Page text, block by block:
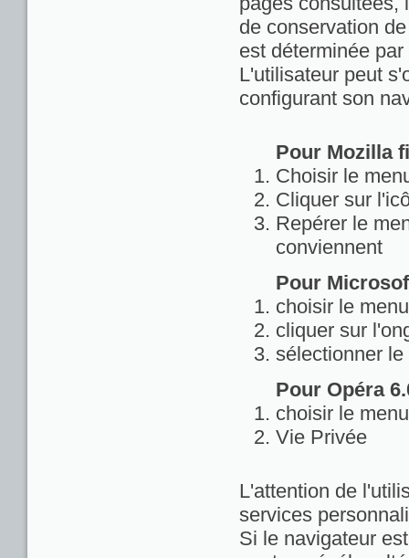
de conservation
est déterminée
L'utilisateur peut
configurant son
Pour Mozilla
Choisir le
Cliquer sur
Repérer le
conviennent
Pour
choisir le
cliquer sur
sélectionner
Pour Opéra
choisir le
Vie Privée
L'attention de
services
Si le navigateur